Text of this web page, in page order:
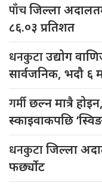
पाँचजिल्ला
८६.०३ प्रतिशत
धनकुटाउद्योग
सार्वजनिक, भदौ ६
गर्मीछल्न मात्रै
स्काइवाकपछि
धनकुटाजिल्ला
फर्छ्योट